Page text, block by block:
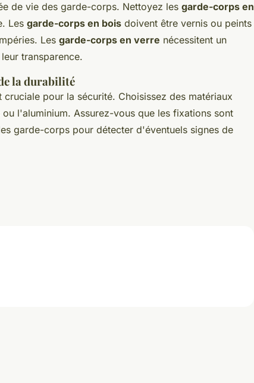
de vie des garde-corps. Nettoyez les garde-corps en
Les garde-corps en bois doivent être vernis ou peints
Les garde-corps en verre nécessitent un
transparence.
la durabilité
cruciale pour la sécurité. Choisissez des matériaux
l'aluminium. Assurez-vous que les fixations sont
garde-corps pour détecter d'éventuels signes de